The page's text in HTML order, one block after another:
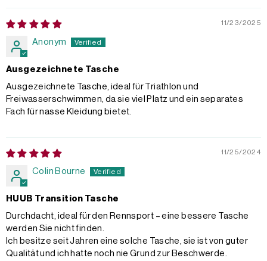
11/23/2025
Anonym
Ausgezeichnete Tasche
Ausgezeichnete Tasche, ideal für Triathlon und
Freiwasserschwimmen, da sie viel Platz und ein separates
Fach für nasse Kleidung bietet.
11/25/2024
Colin Bourne
HUUB Transition Tasche
Durchdacht, ideal für den Rennsport – eine bessere Tasche
werden Sie nicht finden.
Ich besitze seit Jahren eine solche Tasche, sie ist von guter
Qualität und ich hatte noch nie Grund zur Beschwerde.